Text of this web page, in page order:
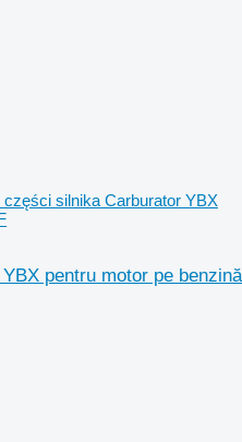
części silnika Carburator YBX
pentru motor pe benzină